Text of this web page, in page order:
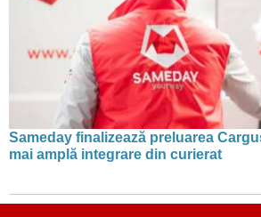
Sameday finalizează preluarea
mai amplă integrare din curierat